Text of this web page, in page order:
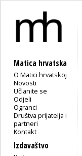
Matica hrvatska
O Matici hrvatskoj
Novosti
Učlanite se
Odjeli
Ogranci
Društva prijatelja i
partneri
Kontakt
Izdavaštvo